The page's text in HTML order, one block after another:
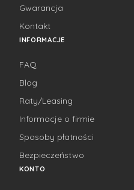
Gwarancja
Kontakt
INFORMACJE
FAQ
Blog
Raty/Leasing
Informacje o firmie
Sposoby płatności
Bezpieczeństwo
KONTO